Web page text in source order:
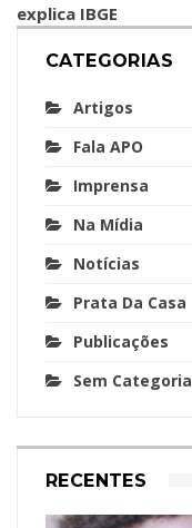
explica IBGE
CATEGORIAS
Artigos
Fala APO
Imprensa
Na Mídia
Notícias
Prata Da Casa
Publicações
Sem Categoria
RECENTES